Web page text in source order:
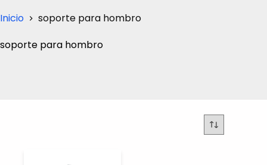
Inicio
soporte para hombro
soporte para hombro